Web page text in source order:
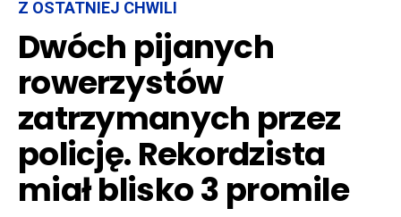
Z OSTATNIEJ CHWILI
Dwóch pijanych
rowerzystów
zatrzymanych przez
policję. Rekordzista
miał blisko 3 promile